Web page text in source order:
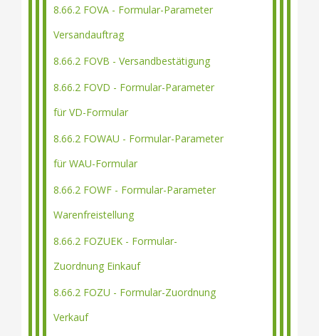
8.66.2 FOVA - Formular-Parameter
Versandauftrag
8.66.2 FOVB - Versandbestätigung
8.66.2 FOVD - Formular-Parameter
für VD-Formular
8.66.2 FOWAU - Formular-Parameter
für WAU-Formular
8.66.2 FOWF - Formular-Parameter
Warenfreistellung
8.66.2 FOZUEK - Formular-
Zuordnung Einkauf
8.66.2 FOZU - Formular-Zuordnung
Verkauf